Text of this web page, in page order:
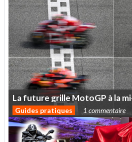
Lafuturegrille MotoGP àla
Guides pratiques 1 commentaire